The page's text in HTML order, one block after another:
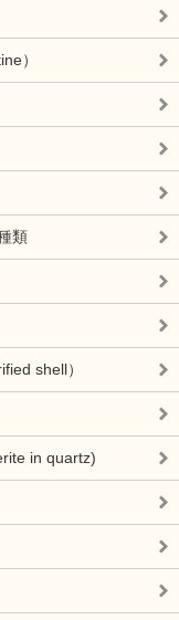
）
類
shell）
in quartz)